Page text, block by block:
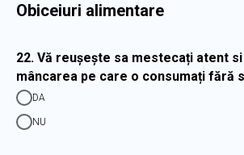
Obiceiuri alimentare
22. Vă reușește sa mestecați atent
mâncarea pe care o consumați fără
DA
NU